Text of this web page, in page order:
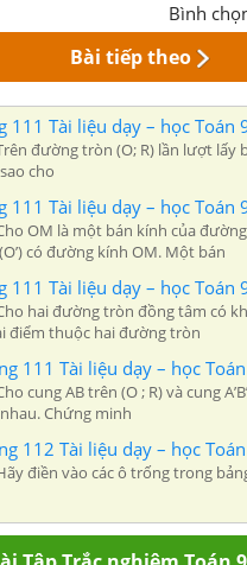
Bình
Bài tiếp theo
111 Tài liệu dạy – học Toán
đường tròn (O; R) lần lượt lấy
cho
111 Tài liệu dạy – học Toán
OM là một bán kính của
có đường kính OM. Một bán
111 Tài liệu dạy – học Toán
hai đường tròn đồng tâm có
điểm thuộc hai đường tròn
111 Tài liệu dạy – học
cung AB trên (O ; R) và cung A’B’
Chứng minh
112 Tài liệu dạy – học
điền vào các ô trống trong